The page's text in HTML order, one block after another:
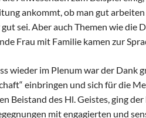
ankommt, ob man gut
sei. Aber auch Themen wie
Frau mit Familie kamen zur
wieder im Plenum war der Dank
einbringen und sich für die
Beistand des Hl. Geistes, ging
mit engagierten und